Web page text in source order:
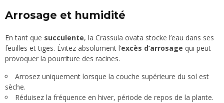
Arrosage et humidité
En tant que succulente, la Crassula ovata stocke l’eau dans ses
feuilles et tiges. Évitez absolument l’excès d’arrosage qui peut
provoquer la pourriture des racines.
Arrosez uniquement lorsque la couche supérieure du sol est
sèche.
Réduisez la fréquence en hiver, période de repos de la plante.